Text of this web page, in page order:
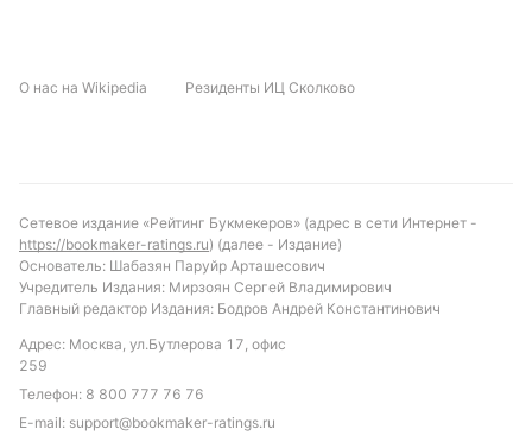
О нас на Wikipedia Резиденты ИЦ Сколково
Сетевое издание «Рейтинг Букмекеров» (адрес в сети Интернет -
https://bookmaker-ratings.ru) (далее - Издание)
Основатель: Шабазян Паруйр Арташесович
Учредитель Издания: Мирзоян Сергей Владимирович
Главный редактор Издания: Бодров Андрей Константинович
Адрес: Москва, ул.Бутлерова 17, офис
259
Телефон: 8 800 777 76 76
E-mail: support@bookmaker-ratings.ru